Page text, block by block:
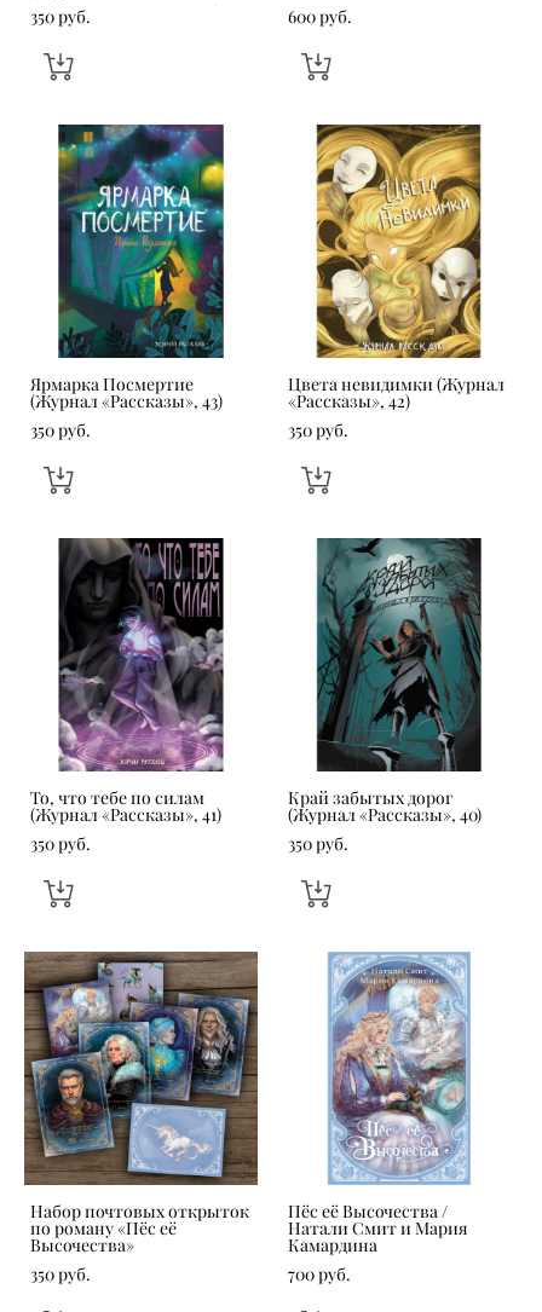
350 pуб.
600 pуб.
Ярмарка Посмертие
(Журнал «Рассказы», 43)
350 pуб.
Цвета невидимки (Журнал
«Рассказы», 42)
350 pуб.
То, что тебе по силам
(Журнал «Рассказы», 41)
350 pуб.
Край забытых дорог
(Журнал «Рассказы», 40)
350 pуб.
Набор почтовых открыток
по роману «Пёс её
Высочества»
350 pуб.
Пёс её Высочества /
Натали Смит и Мария
Камардина
700 pуб.